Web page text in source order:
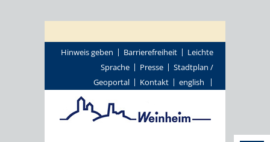
Hinweis geben Barrierefreiheit
Leichte
Sprache
Presse
Stadtplan /
Geoportal
Kontakt english